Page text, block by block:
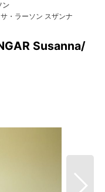
ン
・ラーソン スザンナ
Susanna/